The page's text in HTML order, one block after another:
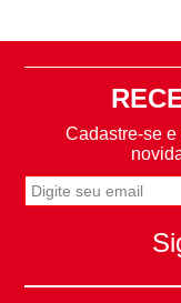
Cadastre-se